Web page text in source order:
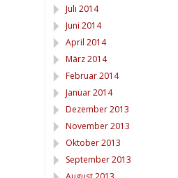
Juli 2014
Juni 2014
April 2014
März 2014
Februar 2014
Januar 2014
Dezember 2013
November 2013
Oktober 2013
September 2013